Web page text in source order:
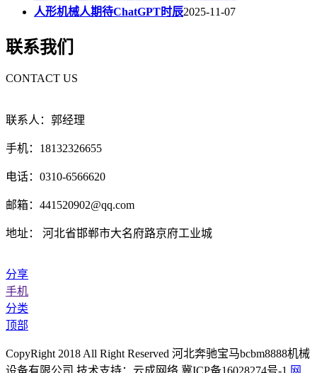
人形机械人期待ChatGPT时辰2025-11-07
联系我们
CONTACT US
联系人：郭经理
手机：18132326655
电话：0310-6566620
邮箱：441520902@qq.com
地址： 河北省邯郸市大名府路京府工业城
分享
手机
分类
顶部
CopyRight 2018 All Right Reserved 河北奔驰宝马bcbm8888机械